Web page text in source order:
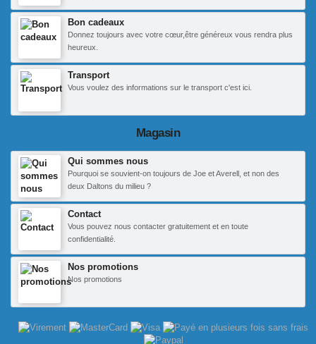
Bon cadeaux
Donnez toujours avec votre cœur,être généreux vous rendra plus
heureux.
Transport
Vous voulez des informations sur le transport c'est ici.
Magasin
Qui sommes nous
Pourquoi se souvient-on toujours de Joe et Averell, et non des
deux Daltons du milieu ?
Contact
Vous pouvez nous contacter gratuitement et en toute
confidentialité.
Nos promotions
Nos promotions